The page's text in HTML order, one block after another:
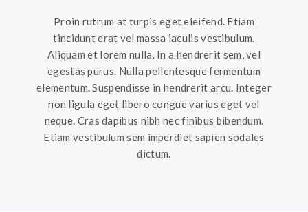
Proin rutrum at turpis eget eleifend. Etiam
tincidunt erat vel massa iaculis vestibulum.
Aliquam et lorem nulla. In a hendrerit sem, vel
egestas purus. Nulla pellentesque fermentum
elementum. Suspendisse in hendrerit arcu. Integer
non ligula eget libero congue varius eget vel
neque. Cras dapibus nibh nec finibus bibendum.
Etiam vestibulum sem imperdiet sapien sodales
dictum.